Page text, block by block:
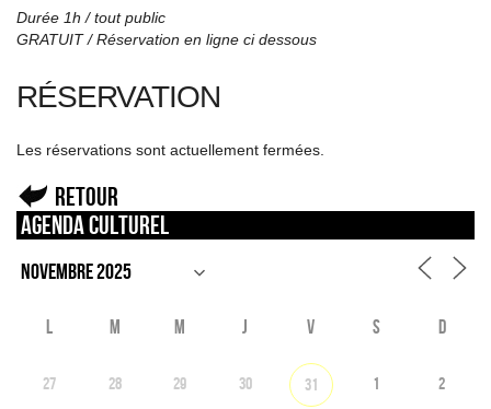
Durée 1h / tout public
GRATUIT / Réservation en ligne ci dessous
RÉSERVATION
Les réservations sont actuellement fermées.
Retour
Agenda culturel
L M M J V S D
27 28 29 30 31 1 2